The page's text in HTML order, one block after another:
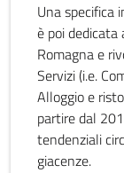
Una specifica
è poi dedicata
Romagna e
Servizi (i.e.
Alloggio e
partire dal
tendenziali
giacenze.